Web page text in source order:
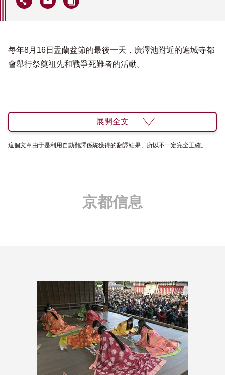
每年8月16日盂蘭盆節的最後一天，廣澤池附近的遍城寺都
會舉行祭奠祖先和戰爭死難者的活動。
展開全文
這個文章由于是利用自動翻譯係統獲得的翻譯結果、所以不一定完全正確。
京都信息